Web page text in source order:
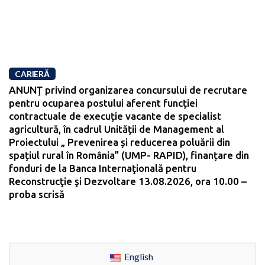
CARIERĂ
ANUNŢ privind organizarea concursului de recrutare
pentru ocuparea postului aferent funcției
contractuale de execuție vacante de specialist
agricultură, în cadrul Unității de Management al
Proiectului „ Prevenirea și reducerea poluării din
spațiul rural în România” (UMP- RAPID), finanțare din
fonduri de la Banca Internaţională pentru
Reconstrucţie şi Dezvoltare 13.08.2026, ora 10.00 –
proba scrisă
English